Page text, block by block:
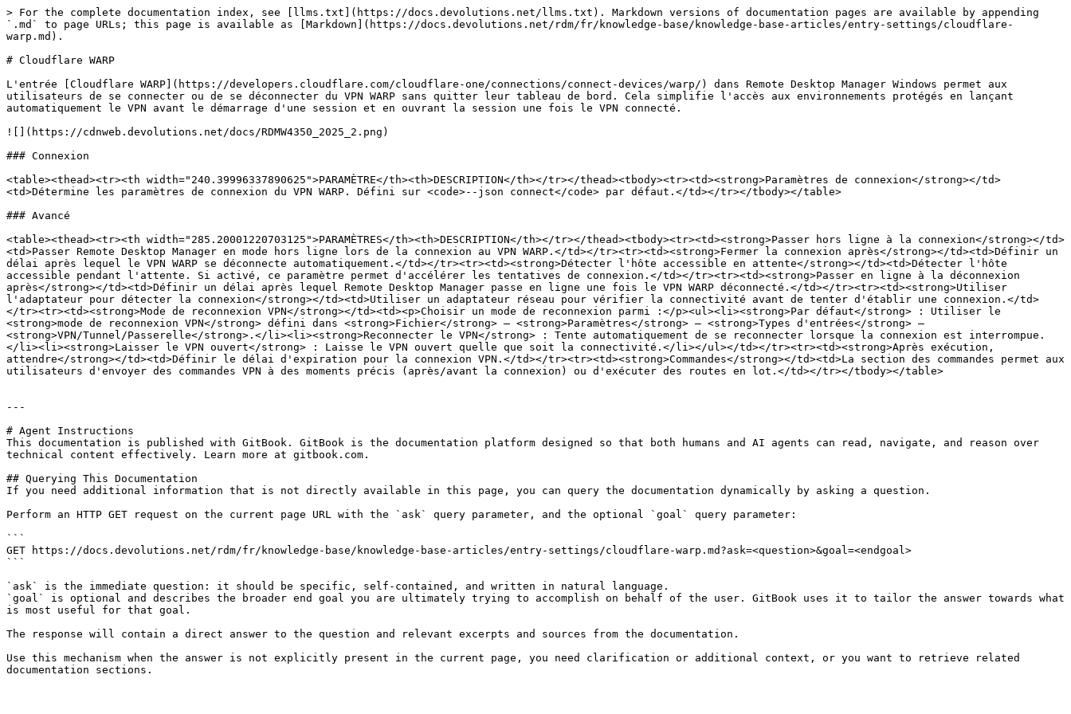
> For the complete documentation index, see [llms.txt](https://docs.devolutions.net/llms.txt). Markdown versions of documentation pages are available by appending
`.md` to page URLs; this page is available as [Markdown](https://docs.devolutions.net/rdm/fr/knowledge-base/knowledge-base-articles/entry-settings/cloudflare-
warp.md).
# Cloudflare WARP
L'entrée [Cloudflare WARP](https://developers.cloudflare.com/cloudflare-one/connections/connect-devices/warp/) dans Remote Desktop Manager Windows permet aux
utilisateurs de se connecter ou de se déconnecter du VPN WARP sans quitter leur tableau de bord. Cela simplifie l'accès aux environnements protégés en lançant
automatiquement le VPN avant le démarrage d'une session et en ouvrant la session une fois le VPN connecté.
![](https://cdnweb.devolutions.net/docs/RDMW4350_2025_2.png)
### Connexion
<table><thead><tr><th width="240.39996337890625">PARAMÈTRE</th><th>DESCRIPTION</th></tr></thead><tbody><tr><td><strong>Paramètres de connexion</strong></td>
<td>Détermine les paramètres de connexion du VPN WARP. Défini sur <code>--json connect</code> par défaut.</td></tr></tbody></table>
### Avancé
<table><thead><tr><th width="285.20001220703125">PARAMÈTRES</th><th>DESCRIPTION</th></tr></thead><tbody><tr><td><strong>Passer hors ligne à la connexion</strong></td>
<td>Passer Remote Desktop Manager en mode hors ligne lors de la connexion au VPN WARP.</td></tr><tr><td><strong>Fermer la connexion après</strong></td><td>Définir un
délai après lequel le VPN WARP se déconnecte automatiquement.</td></tr><tr><td><strong>Détecter l'hôte accessible en attente</strong></td><td>Détecter l'hôte
accessible pendant l'attente. Si activé, ce paramètre permet d'accélérer les tentatives de connexion.</td></tr><tr><td><strong>Passer en ligne à la déconnexion
après</strong></td><td>Définir un délai après lequel Remote Desktop Manager passe en ligne une fois le VPN WARP déconnecté.</td></tr><tr><td><strong>Utiliser
l'adaptateur pour détecter la connexion</strong></td><td>Utiliser un adaptateur réseau pour vérifier la connectivité avant de tenter d'établir une connexion.</td>
</tr><tr><td><strong>Mode de reconnexion VPN</strong></td><td><p>Choisir un mode de reconnexion parmi :</p><ul><li><strong>Par défaut</strong> : Utiliser le
<strong>mode de reconnexion VPN</strong> défini dans <strong>Fichier</strong> – <strong>Paramètres</strong> – <strong>Types d'entrées</strong> –
<strong>VPN/Tunnel/Passerelle</strong>.</li><li><strong>Reconnecter le VPN</strong> : Tente automatiquement de se reconnecter lorsque la connexion est interrompue.
</li><li><strong>Laisser le VPN ouvert</strong> : Laisse le VPN ouvert quelle que soit la connectivité.</li></ul></td></tr><tr><td><strong>Après exécution,
attendre</strong></td><td>Définir le délai d'expiration pour la connexion VPN.</td></tr><tr><td><strong>Commandes</strong></td><td>La section des commandes permet aux
utilisateurs d'envoyer des commandes VPN à des moments précis (après/avant la connexion) ou d'exécuter des routes en lot.</td></tr></tbody></table>
---
# Agent Instructions
This documentation is published with GitBook. GitBook is the documentation platform designed so that both humans and AI agents can read, navigate, and reason over
technical content effectively. Learn more at gitbook.com.
## Querying This Documentation
If you need additional information that is not directly available in this page, you can query the documentation dynamically by asking a question.
Perform an HTTP GET request on the current page URL with the `ask` query parameter, and the optional `goal` query parameter:
```
GET https://docs.devolutions.net/rdm/fr/knowledge-base/knowledge-base-articles/entry-settings/cloudflare-warp.md?ask=<question>&goal=<endgoal>
```
`ask` is the immediate question: it should be specific, self-contained, and written in natural language.
`goal` is optional and describes the broader end goal you are ultimately trying to accomplish on behalf of the user. GitBook uses it to tailor the answer towards what
is most useful for that goal.
The response will contain a direct answer to the question and relevant excerpts and sources from the documentation.
Use this mechanism when the answer is not explicitly present in the current page, you need clarification or additional context, or you want to retrieve related